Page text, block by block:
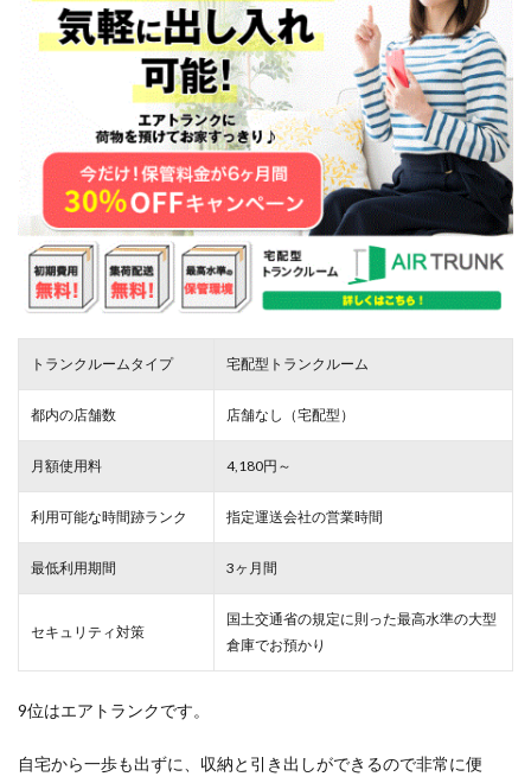
トランクルームタイプ 宅配型トランクルーム
都内の店舗数 店舗なし（宅配型）
月額使用料 4,180円～
利用可能な時間跡ランク 指定運送会社の営業時間
最低利用期間 3ヶ月間
セキュリティ対策
国土交通省の規定に則った最高水準の大型
倉庫でお預かり
9位はエアトランクです。
自宅から一歩も出ずに、収納と引き出しができるので非常に便